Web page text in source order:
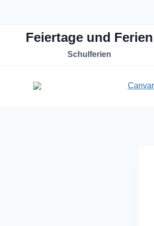
springenFeiertage und Ferien
Schulferien